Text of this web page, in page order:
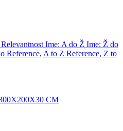
Relevantnost Ime: A do Ž Ime: Ž do
Reference, A to Z Reference, Z to